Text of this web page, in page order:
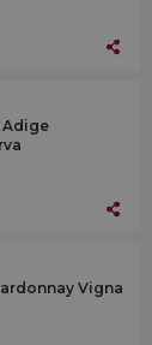
Adige
Vigna